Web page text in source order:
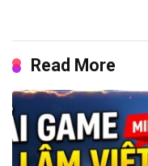
Read More